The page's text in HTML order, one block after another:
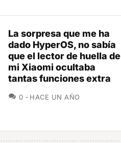
La sorpresa que me ha
dado HyperOS, no sabía
que el lector de huella de
mi Xiaomi ocultaba
tantas funciones extra
0 COMENTARIOS
HACE UN AÑO